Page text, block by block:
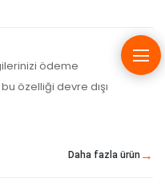
ödeme
özelliği devre dışı
Daha fazla ürün